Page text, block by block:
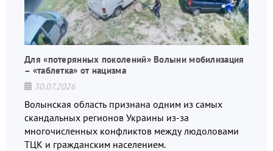
Для «потерянных поколений» Волыни мобилизация
– «таблетка» от нацизма
30.07.2026
Волынская область признана одним из самых
скандальных регионов Украины из-за
многочисленных конфликтов между людоловами
ТЦК и гражданским населением.